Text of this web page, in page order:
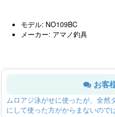
モデル: NO109BC
メーカー: アマノ釣具
お客
ムロアジ泳がせに使ったが、全然
にして使った方がからまないので